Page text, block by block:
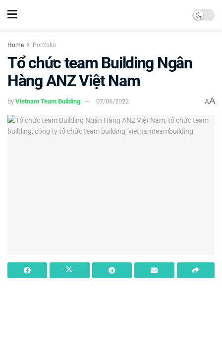
Home Portfolio
Tổ chức team Building Ngân
Hàng ANZ Việt Nam
by Vietnam Team Building 07/06/2022 AA